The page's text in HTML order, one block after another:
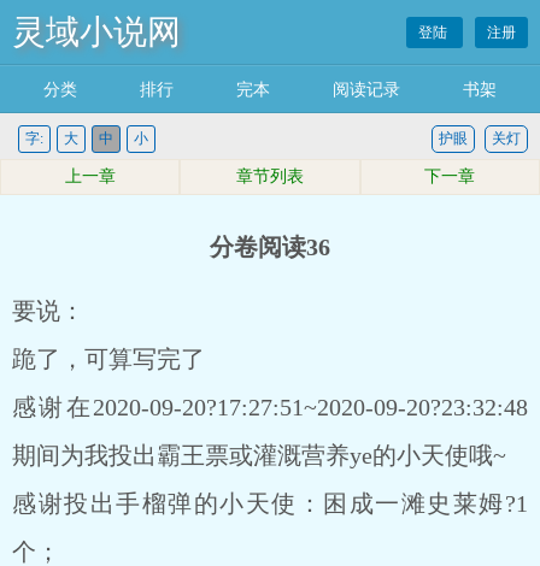
灵域小说网 登陆 注册
分类 排行 完本 阅读记录 书架
字: 大 中 小 关灯
护眼
上一章 章节列表 下一章
分卷阅读36
要说：
跪了，可算写完了
感谢在2020-09-20?17:27:51~2020-09-20?23:32:48
期间为我投出霸王票或灌溉营养ye的小天使哦~
感谢投出手榴弹的小天使：困成一滩史莱姆?1
个；